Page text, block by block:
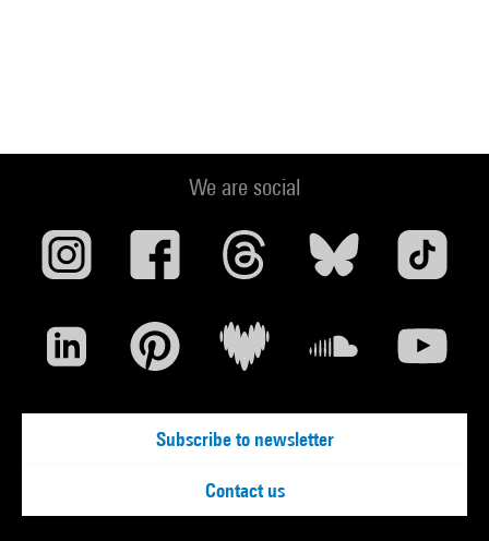
We are social
Subscribe to newsletter
Contact us